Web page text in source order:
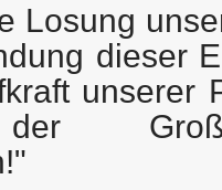
Losung
dieser
unserer